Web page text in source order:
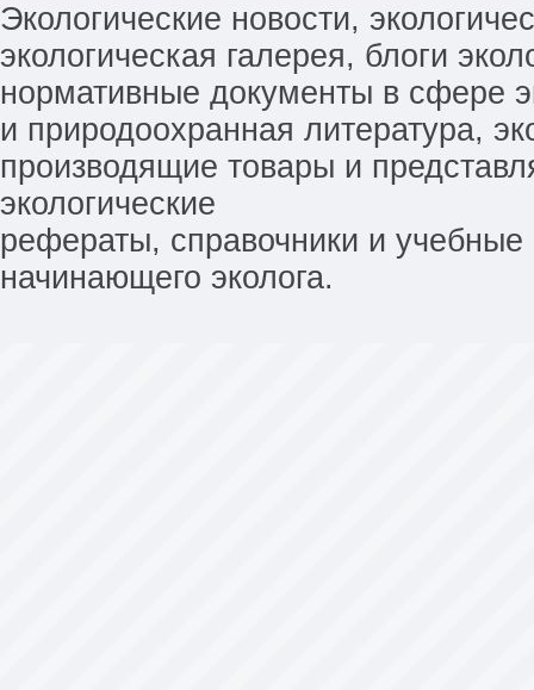
Экологические новости,
экологическая галерея, блоги
нормативные документы в сфере
и природоохранная литература,
производящие товары и
экологические
рефераты, справочники и
начинающего эколога.